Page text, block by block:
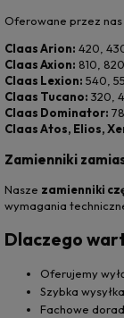
Oferowane przez nas
Claas Arion: 420,
Claas Axion: 810,
Claas Lexion: 540,
Claas Tucano: 320,
Claas Dominator:
Claas Atos, Elios,
Zamienniki
Nasze zamienniki
wymagania
Dlaczego
Oferujemy
Szybka
Fachowe